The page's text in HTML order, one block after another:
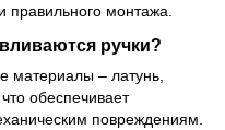
правильного монтажа.
ручки?
материалы – латунь,
обеспечивает
повреждениям.